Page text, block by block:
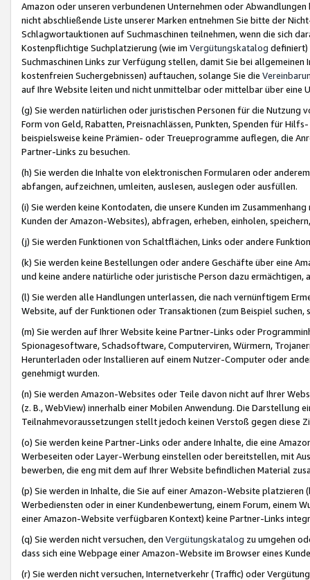
Amazon oder unseren verbundenen Unternehmen oder
nicht abschließende Liste unserer Marken entnehmen Sie bitte der
Schlagwortauktionen auf Suchmaschinen teilnehmen, wenn die sich
Kostenpflichtige Suchplatzierung (wie im Vergütungskatalog definiert)
Suchmaschinen Links zur Verfügung stellen, damit Sie bei
kostenfreien Suchergebnissen) auftauchen, solange Sie die
auf Ihre Website leiten und nicht unmittelbar oder mittelbar über eine
(g) Sie werden natürlichen oder juristischen Personen für die Nutzung
Form von Geld, Rabatten, Preisnachlässen, Punkten, Spenden für
beispielsweise keine Prämien- oder Treueprogramme auflegen, die
Partner-Links zu besuchen.
(h) Sie werden die Inhalte von elektronischen Formularen oder
abfangen, aufzeichnen, umleiten, auslesen, auslegen oder ausfüllen.
(i) Sie werden keine Kontodaten, die unsere Kunden im
Kunden der Amazon-Websites), abfragen, erheben, einholen,
(j) Sie werden Funktionen von Schaltflächen, Links oder andere
(k) Sie werden keine Bestellungen oder andere Geschäfte über eine
und keine andere natürliche oder juristische Person dazu
(l) Sie werden alle Handlungen unterlassen, die nach vernünftigem
Website, auf der Funktionen oder Transaktionen (zum Beispiel
(m) Sie werden auf Ihrer Website keine Partner-Links oder
Spionagesoftware, Schadsoftware, Computerviren, Würmern,
Herunterladen oder Installieren auf einem Nutzer-Computer oder
genehmigt wurden.
(n) Sie werden Amazon-Websites oder Teile davon nicht auf Ihrer
(z. B., WebView) innerhalb einer Mobilen Anwendung. Die Darstellung
Teilnahmevoraussetzungen stellt jedoch keinen Verstoß gegen diese
(o) Sie werden keine Partner-Links oder andere Inhalte, die eine
Werbeseiten oder Layer-Werbung einstellen oder bereitstellen, mit
bewerben, die eng mit dem auf Ihrer Website befindlichen Material
(p) Sie werden in Inhalte, die Sie auf einer Amazon-Website
Werbediensten oder in einer Kundenbewertung, einem Forum, einem
einer Amazon-Website verfügbaren Kontext) keine Partner-Links
(q) Sie werden nicht versuchen, den Vergütungskatalog zu umgehen
dass sich eine Webpage einer Amazon-Website im Browser eines
(r) Sie werden nicht versuchen, Internetverkehr (Traffic) oder